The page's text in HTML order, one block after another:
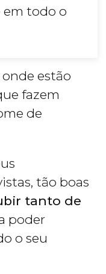
em todo o
estão
fazem
de
tão boas
tanto de
poder
o seu